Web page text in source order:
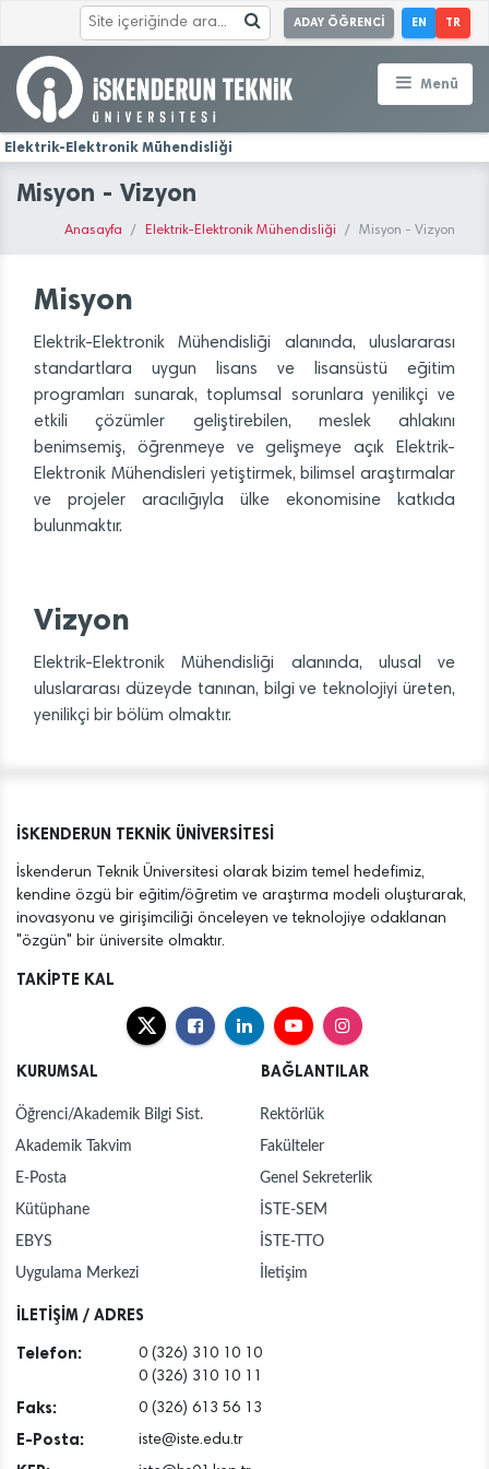
ADAY ÖĞRENCİ EN TR
Menü
Elektrik-Elektronik Mühendisliği
Misyon - Vizyon
Anasayfa Elektrik-Elektronik Mühendisliği Misyon - Vizyon
Misyon
Elektrik-Elektronik Mühendisliği alanında, uluslararası
standartlara uygun lisans ve lisansüstü eğitim
programları sunarak, toplumsal sorunlara yenilikçi ve
etkili çözümler geliştirebilen, meslek ahlakını
benimsemiş, öğrenmeye ve gelişmeye açık Elektrik-
Elektronik Mühendisleri yetiştirmek, bilimsel araştırmalar
ve projeler aracılığıyla ülke ekonomisine katkıda
bulunmaktır.
Vizyon
Elektrik-Elektronik Mühendisliği alanında, ulusal ve
uluslararası düzeyde tanınan, bilgi ve teknolojiyi üreten,
yenilikçi bir bölüm olmaktır.
İSKENDERUN TEKNİK ÜNİVERSİTESİ
İskenderun Teknik Üniversitesi olarak bizim temel hedefimiz,
kendine özgü bir eğitim/öğretim ve araştırma modeli oluşturarak,
inovasyonu ve girişimciliği önceleyen ve teknolojiye odaklanan
"özgün" bir üniversite olmaktır.
TAKİPTE KAL
KURUMSAL
Öğrenci/Akademik Bilgi Sist.
Akademik Takvim
E-Posta
Kütüphane
EBYS
Uygulama Merkezi
BAĞLANTILAR
Rektörlük
Fakülteler
Genel Sekreterlik
İSTE-SEM
İSTE-TTO
İletişim
İLETİŞİM / ADRES
Telefon:
0 (326) 310 10 10
0 (326) 310 10 11
Faks: 0 (326) 613 56 13
E-Posta: iste@iste.edu.tr